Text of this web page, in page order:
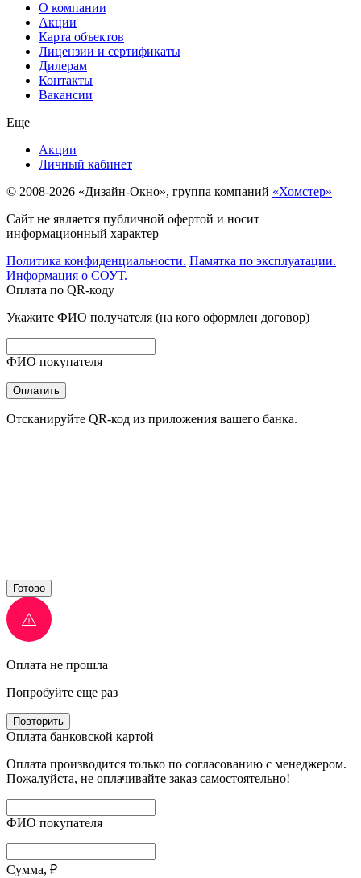
О компании
Акции
Карта объектов
Лицензии и сертификаты
Дилерам
Контакты
Вакансии
Еще
Акции
Личный кабинет
© 2008-2026 «Дизайн-Окно», группа компаний «Хомстер»
Сайт не является публичной офертой и носит
информационный характер
Политика конфиденциальности. Памятка по эксплуатации.
Информация о СОУТ.
Оплата по QR-коду
Укажите ФИО получателя (на кого оформлен договор)
ФИО покупателя
Оплатить
Отсканируйте QR-код из приложения вашего банка.
Готово
Оплата не прошла
Попробуйте еще раз
Повторить
Оплата банковской картой
Оплата производится только по согласованию с менеджером.
Пожалуйста, не оплачивайте заказ самостоятельно!
ФИО покупателя
Сумма, ₽